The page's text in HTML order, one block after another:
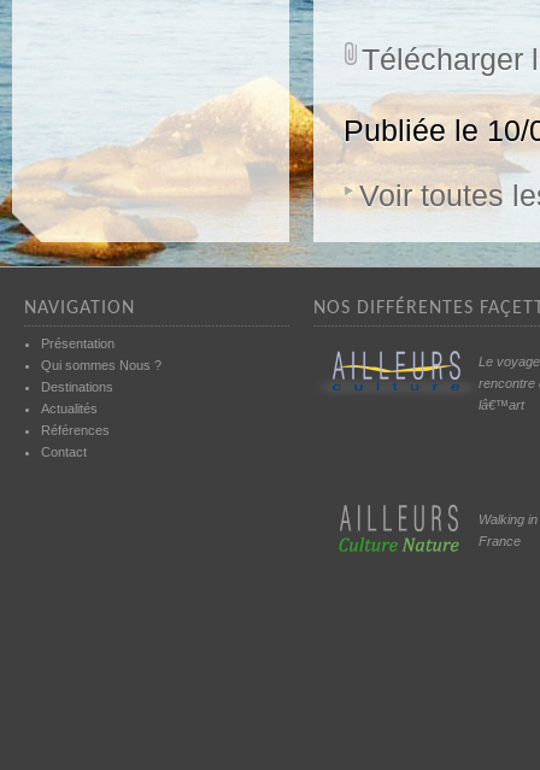
Télécharger
Publiée le 10/
Voir toutes
NAVIGATION
Présentation
Qui sommes Nous ?
Destinations
Actualités
Références
Contact
NOS DIFFÉRENTES
Le
rencontre
lâ€™art
Walking in
France